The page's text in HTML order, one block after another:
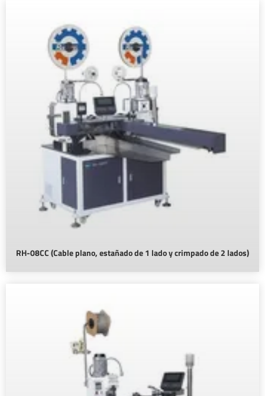
RH-08CC (Cable plano, estañado de 1 lado y crimpado de 2 lados)